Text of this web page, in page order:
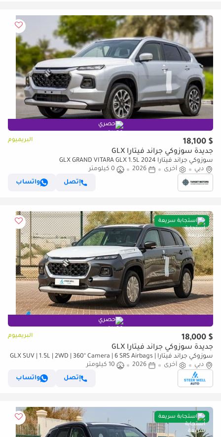
حصري
$ 18,100 البريميوم
جديدة سوزوكي جراند فيتارا GLX
سوزوكي جراند فيتارا GLX GRAND VITARA GLX 1.5L 2024
دبي
أخرى 2026
0 كيلومتر
إتصل
واتساب
استجابة سريعة
حصري
$ 18,000 البريميوم
جديدة سوزوكي جراند فيتارا GLX
سوزوكي جراند فيتارا GLX SUV | 1.5L | 2WD | 360° Camera | 6 SRS Airbags |
Panoramic Sunroof | Export Only
دبي أخرى 2026
10 كيلومتر
إتصل
واتساب
استجابة سريعة